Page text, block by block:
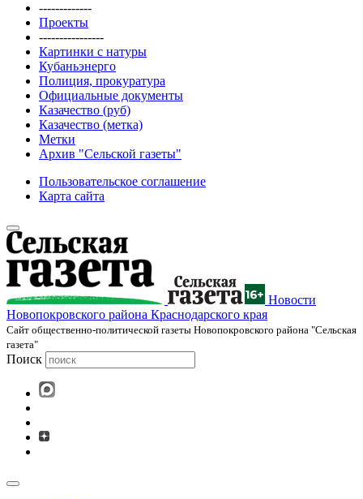
-------------
Проекты
----------------
Картинки с натуры
Кубаньэнерго
Полиция, прокуратура
Официальные документы
Казачество (руб)
Казачество (метка)
Метки
Архив "Сельской газеты"
Пользовательское соглашение
Карта сайта
Новости
Новопокровского района Краснодарского края
Cайт общественно-политической газеты Новопокровского района "Сельская
газета"
Поиск